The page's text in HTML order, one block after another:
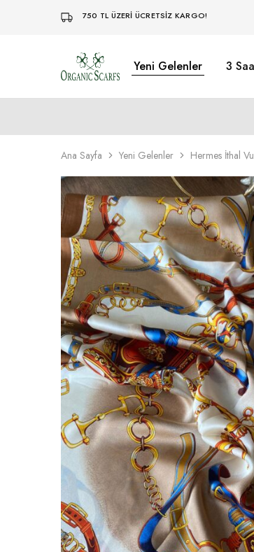
750 TL ÜZERİ ÜCRETSİZ KARGO!
Organikscarf Yeni Gelenler 3
Ana Sayfa Yeni Gelenler Hermes İthal